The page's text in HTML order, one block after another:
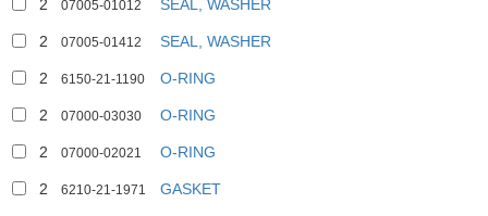
2 07005-01012 SEAL, WASHER
2 07005-01412 SEAL, WASHER
2 6150-21-1190 O-RING
2 07000-03030 O-RING
2 07000-02021 O-RING
2 6210-21-1971 GASKET